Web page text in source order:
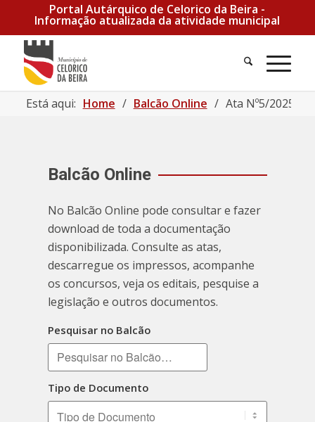
Portal Autárquico de Celorico da Beira -
Informação atualizada da atividade municipal
Está aqui: Home / Balcão Online / Ata Nº5/2025
Balcão Online
No Balcão Online pode consultar e fazer
download de toda a documentação
disponibilizada. Consulte as atas,
descarregue os impressos, acompanhe
os concursos, veja os editais, pesquise a
legislação e outros documentos.
Pesquisar no Balcão
Tipo de Documento